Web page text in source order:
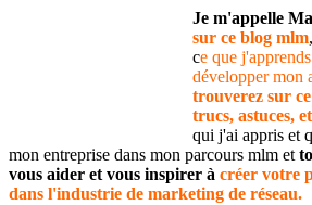
Je m'appelle
sur ce blog mlm,
ce que
développer mon
trouverez sur
trucs, astuces,
qui j'ai appris et
mon entreprise dans mon parcours mlm et
vous aider et vous inspirer à créer votre
dans l'industrie de marketing de réseau.